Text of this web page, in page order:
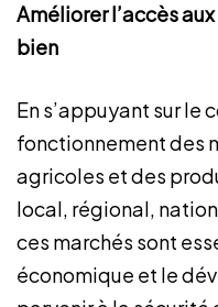
Améliorer l’accès
bien
En s’appuyant sur le
fonctionnement des
agricoles et des
local, régional,
ces marchés sont
économique et le